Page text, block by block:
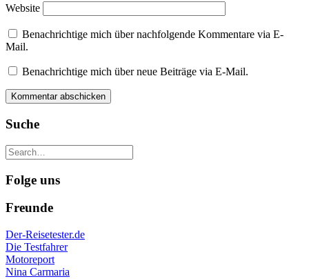
Website
Benachrichtige mich über nachfolgende Kommentare via E-
Mail.
Benachrichtige mich über neue Beiträge via E-Mail.
Suche
Folge uns
Freunde
Der-Reisetester.de
Die Testfahrer
Motoreport
Nina Carmaria